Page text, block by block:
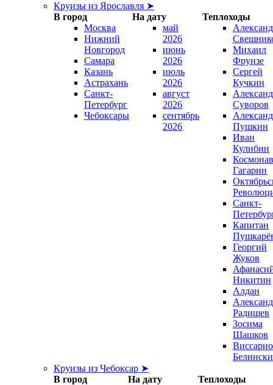
Круизы из Ярославля ➤
В город
На дату
Теплоходы
Москва
Нижний
Новгород
Самара
Казань
Астрахань
Санкт-
Петербург
Чебоксары
май
2026
июнь
2026
июль
2026
август
2026
сентябрь
2026
Михаил
Фрунзе
Сергей
Кучкин
Суворов
Пушкин
Иван
Кулибин
Гагарин
Санкт-
Капитан
Георгий
Жуков
Никитин
Алдан
Радищев
Зосима
Шашков
Круизы из Чебоксар ➤
В город
На дату Теплоходы